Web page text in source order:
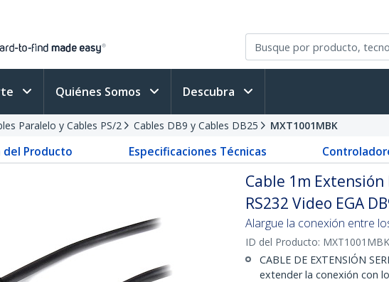
Quiénes Somos Descubra
Paralelo y Cables PS/2 Cables DB9 y Cables DB25 MXT1001MBK
del Producto Especificaciones Técnicas
Cable 1m
RS232 Video EGA
Alargue la conexión entre
ID del Producto: MXT1001MBK
CABLE DE EXTENSIÓN
extender la conexión con